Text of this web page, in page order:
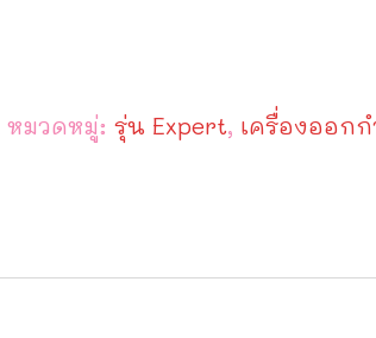
หมวดหมู่: รุ่น Expert, เครื่องออก